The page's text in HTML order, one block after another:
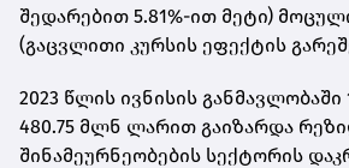
შედარებით 5.81%-ით მეტი)
(გაცვლითი კურსის ეფექტის
2023 წლის ივნისის განმავლობაში
480.75 მლნ ლარით გაიზარდა
შინამეურნეობების სექტორის